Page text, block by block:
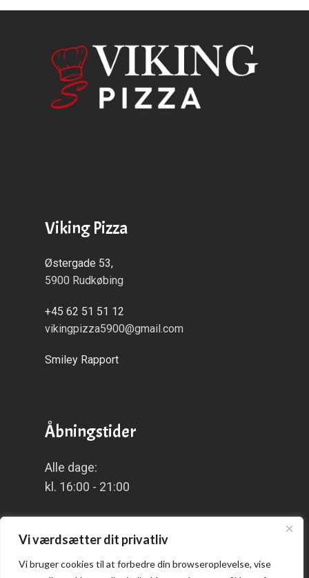
Vi værdsætter dit privatliv
Vi bruger cookies til at forbedre din browseroplevelse, vise
Viking Pizza
Østergade 53,
5900 Rudkøbing
+45 62 51 51 12
vikingpizza5900@gmail.com
Smiley Rapport
Åbningstider
Alle dage:
kl. 16:00 - 21:00
Praktisk